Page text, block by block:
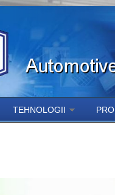
TEHNOLOGII